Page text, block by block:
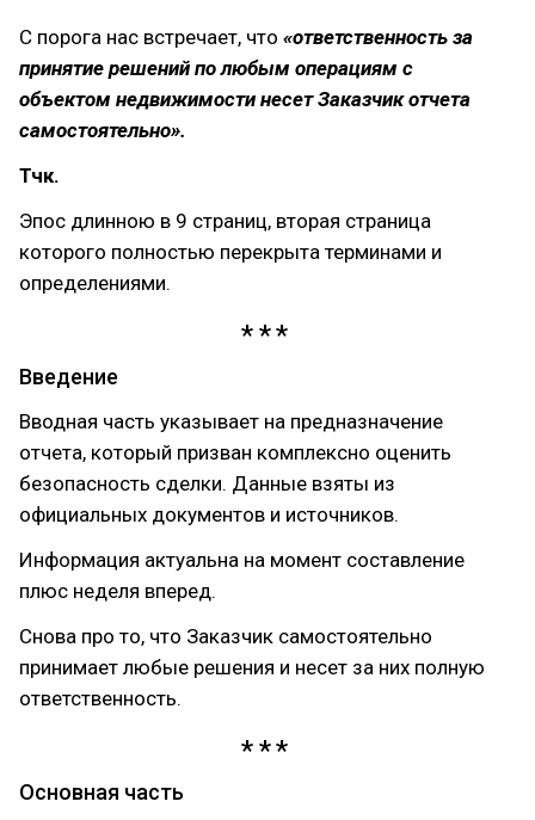
С порога нас встречает, что «ответственность за
принятие решений по любым операциям с
объектом недвижимости несет Заказчик отчета
самостоятельно».
Тчк.
Эпос длинною в 9 страниц, вторая страница
которого полностью перекрыта терминами и
определениями.
Введение
Вводная часть указывает на предназначение
отчета, который призван комплексно оценить
безопасность сделки. Данные взяты из
официальных документов и источников.
Информация актуальна на момент составление
плюс неделя вперед.
Снова про то, что Заказчик самостоятельно
принимает любые решения и несет за них полную
ответственность.
Основная часть